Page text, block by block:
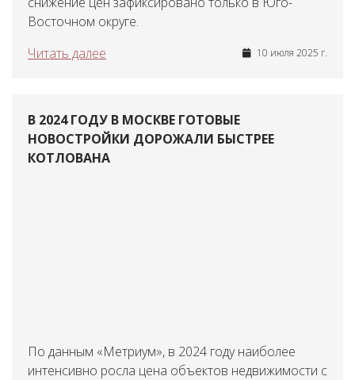
Восточном округе.
Читать далее
10 июля 2025 г.
В 2024 ГОДУ В МОСКВЕ ГОТОВЫЕ
НОВОСТРОЙКИ ДОРОЖАЛИ БЫСТРЕЕ
КОТЛОВАНА
По данным «Метриум», в 2024 году наиболее
интенсивно росла цена объектов недвижимости с